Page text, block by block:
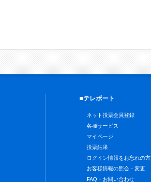
■テレボート
ネット投票会員登録
各種サービス
マイページ
投票結果
ログイン情報をお忘れの方
お客様情報の照会・変更
FAQ・お問い合わせ